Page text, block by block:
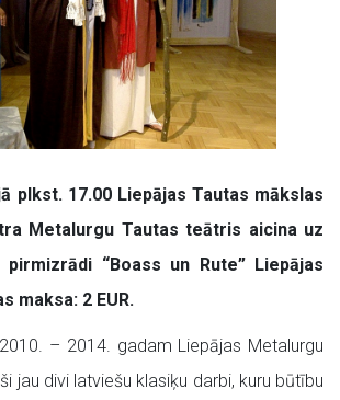
plkst. 17.00 Liepājas Tautas mākslas
Metalurgu Tautas teātris aicina uz
“Boass un Rute” Liepājas
maksa: 2 EUR.
– 2014. gadam Liepājas Metalurgu
jau divi latviešu klasiķu darbi, kuru būtību